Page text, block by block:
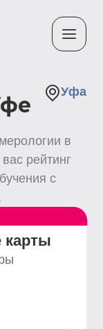
Уфа
в
рейтинг
с
карты